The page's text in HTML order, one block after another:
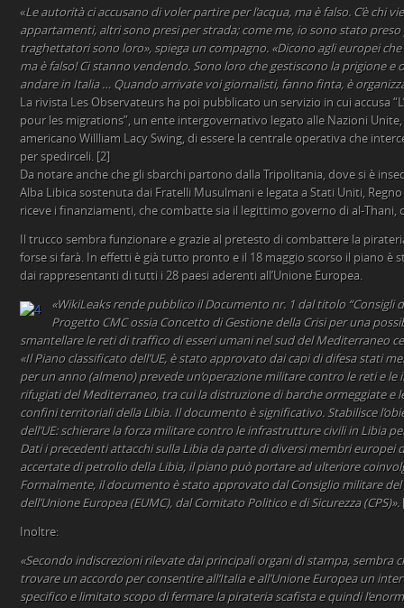
«Le autorità ci accusano di voler partire per l’acqua, ma è falso. C’è chi
appartamenti, altri sono presi per strada; come me, io sono stato preso
traghettatori sono loro», spiega un compagno. «Dicono agli europei
ma è falso! Ci stanno vendendo. Sono loro che gestiscono la prigione e
andare in Italia … Quando arrivate voi giornalisti, fanno finta, è
La rivista Les Observateurs ha poi pubblicato un servizio in cui accusa
pour les migrations”, un ente intergovernativo legato alle Nazioni Unite,
americano Willliam Lacy Swing, di essere la centrale operativa che
per spedirceli. [2]
Da notare anche che gli sbarchi partono dalla Tripolitania, dove si è
Alba Libica sostenuta dai Fratelli Musulmani e legata a Stati Uniti,
riceve i finanziamenti, che combatte sia il legittimo governo di al-Thani,
Il trucco sembra funzionare e grazie al pretesto di combattere la
forse si farà. In effetti è già tutto pronto e il 18 maggio scorso il piano
dai rappresentanti di tutti i 28 paesi aderenti all’Unione Europea.
«WikiLeaks rende pubblico il Documento nr. 1 dal titolo “Consigli
Progetto CMC ossia Concetto di Gestione della Crisi per una
smantellare le reti di traffico di esseri umani nel sud del Mediterraneo
«Il Piano classificato dell’UE, è stato approvato dai capi di difesa stati
per un anno (almeno) prevede un’operazione militare contro le reti e
rifugiati del Mediterraneo, tra cui la distruzione di barche ormeggiate e
confini territoriali della Libia. Il documento è significativo. Stabilisce
dell’UE: schierare la forza militare contro le infrastrutture civili in Libia
Dati i precedenti attacchi sulla Libia da parte di diversi membri europei
accertate di petrolio della Libia, il piano può portare ad ulteriore
Formalmente, il documento è stato approvato dal Consiglio militare
dell’Unione Europea (EUMC), dal Comitato Politico e di Sicurezza (CPS)».
Inoltre:
«Secondo indiscrezioni rilevate dai principali organi di stampa, sembra
trovare un accordo per consentire all‘Italia e all’Unione Europea un
specifico e limitato scopo di fermare la pirateria scafista e quindi